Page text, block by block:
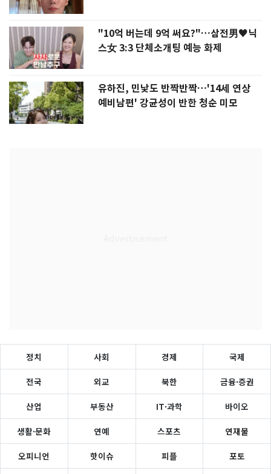
"10억 버는데 9억 써요?"…삼전男♥닉
스女 3:3 단체소개팅 예능 화제
유하진, 민낯도 반짝반짝…'14세 연상
예비남편' 강균성이 반한 청순 미모
정치 사회 경제 국제
전국 외교 북한 금융·증권
산업 부동산 IT·과학 바이오
생활·문화 연예 스포츠 연재물
오피니언 핫이슈 피플 포토